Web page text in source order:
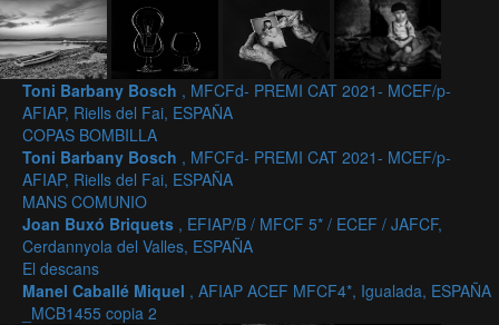
Toni Barbany Bosch , MFCFd- PREMI CAT 2021- MCEF/p-
AFIAP, Riells del Fai, ESPAÑA
COPAS BOMBILLA
Toni Barbany Bosch , MFCFd- PREMI CAT 2021- MCEF/p-
AFIAP, Riells del Fai, ESPAÑA
MANS COMUNIO
Joan Buxó Briquets , EFIAP/B / MFCF 5* / ECEF / JAFCF,
Cerdannyola del Valles, ESPAÑA
El descans
Manel Caballé Miquel , AFIAP ACEF MFCF4*, Igualada, ESPAÑA
_MCB1455 copia 2